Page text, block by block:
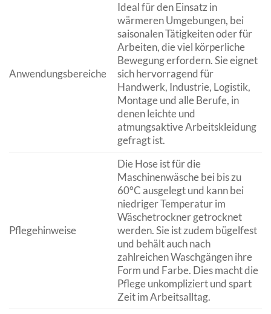
Anwendungsbereiche
Ideal für den Einsatz in
wärmeren Umgebungen, bei
saisonalen Tätigkeiten oder für
Arbeiten, die viel körperliche
Bewegung erfordern. Sie eignet
sich hervorragend für
Handwerk, Industrie, Logistik,
Montage und alle Berufe, in
denen leichte und
atmungsaktive Arbeitskleidung
gefragt ist.
Pflegehinweise
Die Hose ist für die
Maschinenwäsche bei bis zu
60°C ausgelegt und kann bei
niedriger Temperatur im
Wäschetrockner getrocknet
werden. Sie ist zudem bügelfest
und behält auch nach
zahlreichen Waschgängen ihre
Form und Farbe. Dies macht die
Pflege unkompliziert und spart
Zeit im Arbeitsalltag.